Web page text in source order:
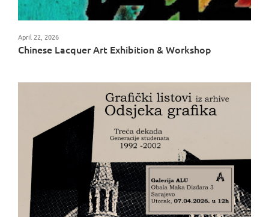
Chinese Lacquer Art Exhibition & Workshop
April 22, 2026